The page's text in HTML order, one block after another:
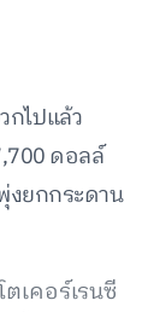
กไปแล้ว
ดอลล์
ยกกระดาน
เคอร์เรนซี